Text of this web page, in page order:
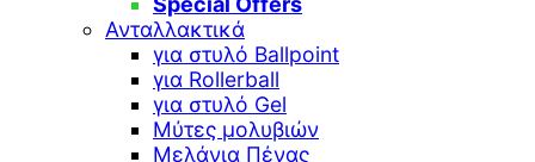
Ανταλλακτικά
για στυλό Ballpoint
για Rollerball
για στυλό Gel
Μύτες μολυβιών
Μελάνια Πένας